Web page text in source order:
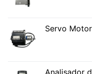
Servo